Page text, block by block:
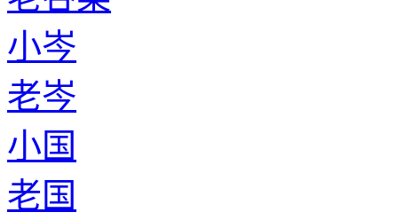
小岑
老岑
小国
老国